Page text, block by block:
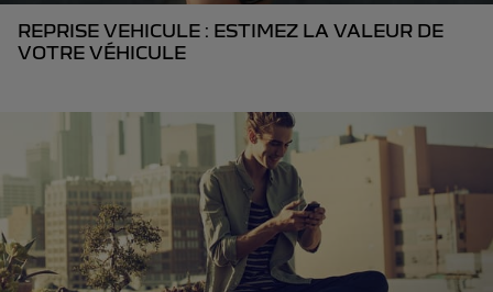
REPRISE VEHICULE : ESTIMEZ LA VALEUR DE
VOTRE VÉHICULE